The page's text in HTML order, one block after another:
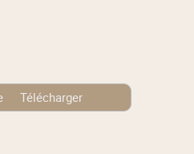
Télécharger